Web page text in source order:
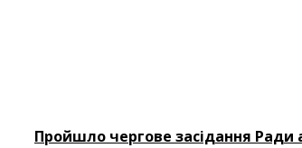
Пройшло чергове засідання Ради